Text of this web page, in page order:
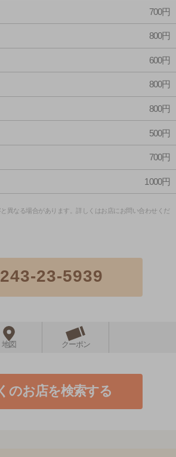
700円
800円
600円
800円
800円
500円
700円
1000円
異なる場合があります。詳しくはお店にお問い合わせくだ
23-5939
地図 クーポン
のお店を検索する